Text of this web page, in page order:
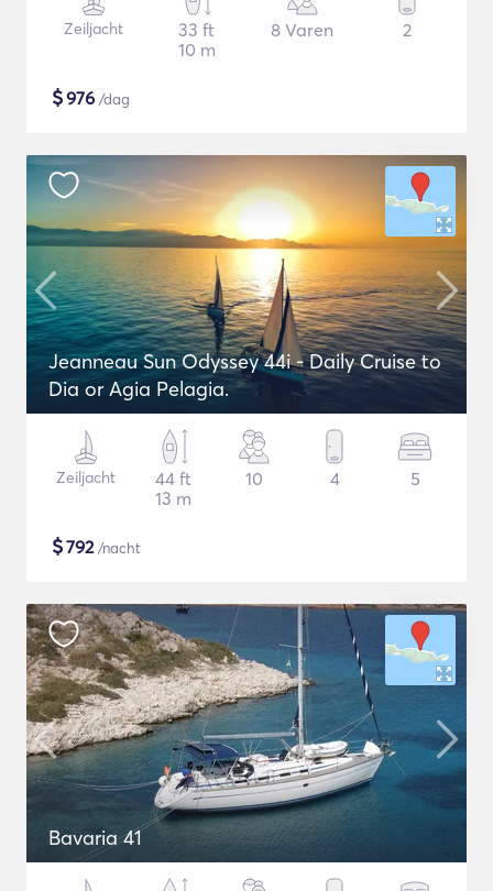
Zeiljacht
33 ft
10 m
8 Varen 2
$976 /dag
Jeanneau Sun Odyssey 44i - Daily Cruise to
Dia or Agia Pelagia.
Zeiljacht
44 ft
13 m
10 4 5
$792/nacht
Bavaria 41